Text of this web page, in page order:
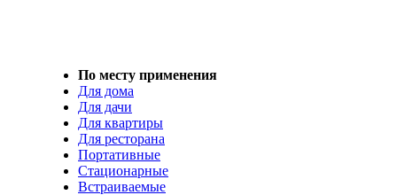
По месту применения
Для дома
Для дачи
Для квартиры
Для ресторана
Портативные
Стационарные
Встраиваемые